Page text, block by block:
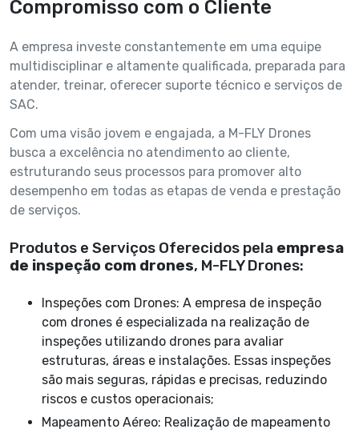
Compromisso com o Cliente
A empresa investe constantemente em uma equipe
multidisciplinar e altamente qualificada, preparada para
atender, treinar, oferecer suporte técnico e serviços de
SAC.
Com uma visão jovem e engajada, a M-FLY Drones
busca a excelência no atendimento ao cliente,
estruturando seus processos para promover alto
desempenho em todas as etapas de venda e prestação
de serviços.
Produtos e Serviços Oferecidos pela empresa
de inspeção com drones, M-FLY Drones:
com drones é especializada na realização de
inspeções utilizando drones para avaliar
estruturas, áreas e instalações. Essas inspeções
são mais seguras, rápidas e precisas, reduzindo
riscos e custos operacionais;
Mapeamento Aéreo: Realização de mapeamento